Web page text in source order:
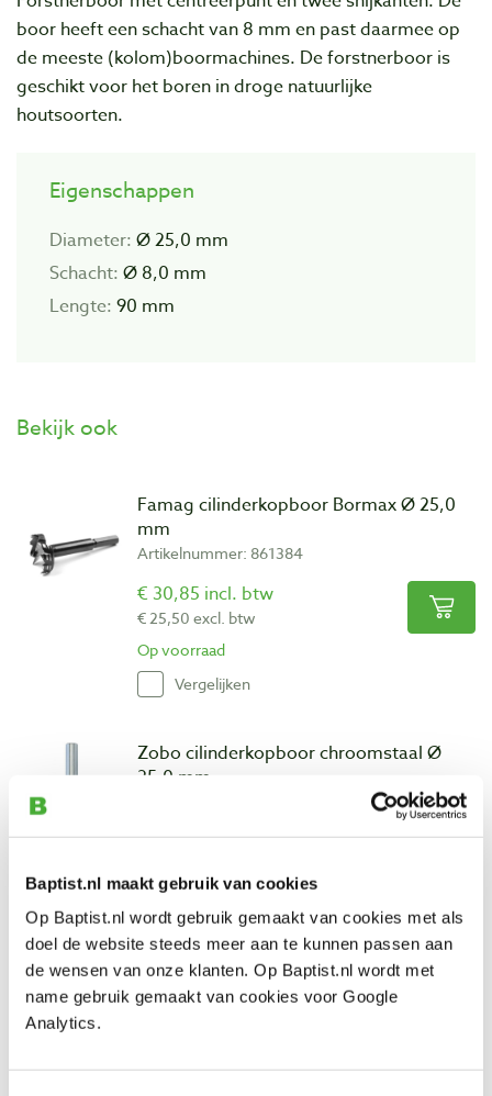
Baptist.nl maakt gebruik van cookies
Op Baptist.nl wordt gebruik gemaakt van cookies met als
doel de website steeds meer aan te kunnen passen aan
de wensen van onze klanten. Op Baptist.nl wordt met
name gebruik gemaakt van cookies voor Google
Analytics.
boor heeft een schacht van 8 mm en past daarmee op
de meeste (kolom)boormachines. De forstnerboor is
geschikt voor het boren indroge natuurlijke
houtsoorten.
Eigenschappen
Diameter: Ø 25,0 mm
Schacht: Ø 8,0 mm
Lengte: 90 mm
Bekijk ook
Famag cilinderkopboor Bormax Ø 25,0
mm
Artikelnummer: 861384
€ 30,85 incl. btw
€ 25,50 excl. btw
Op voorraad
Vergelijken
Zobo cilinderkopboor chroomstaal Ø
25,0 mm
€ 86,25 incl. btw
Op voorraad
Vergelijken
Bohrcraft forstnerboor Ø 24,0 mm
€ 16,90 incl. btw